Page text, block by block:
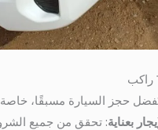
حجز السيارة مسبقًا، خاصة
بعناية: تحقق من جميع